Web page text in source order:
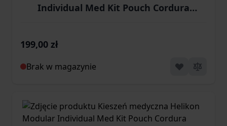
Individual Med Kit Pouch Cordura
199,00 zł
Brak w magazynie